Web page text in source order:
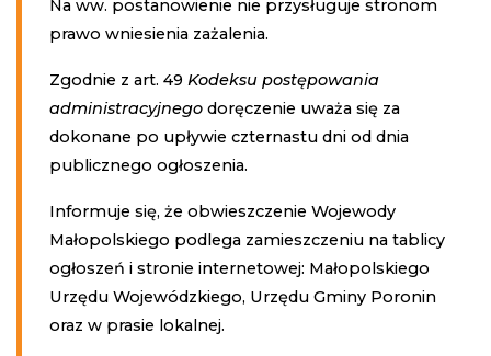
Na ww. postanowienie nie przysługuje stronom
prawo wniesienia zażalenia.
Zgodnie z art. 49 Kodeksu postępowania
administracyjnegodoręczenie uważa się za
dokonane po upływie czternastu dni od dnia
publicznego ogłoszenia.
Informuje się, że obwieszczenie Wojewody
Małopolskiego podlega zamieszczeniu na tablicy
ogłoszeń i stronie internetowej: Małopolskiego
Urzędu Wojewódzkiego, Urzędu Gminy Poronin
oraz w prasie lokalnej.